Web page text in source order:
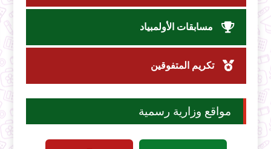
مسابقات الأولمبياد
تكريم المتفوقين
مواقع وزارية رسمية